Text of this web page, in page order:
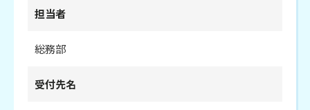
担当者
総務部
受付先名